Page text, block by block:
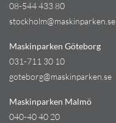
08-544 433 80
stockholm@maskinparken.se
Maskinparken Göteborg
031-711 30 10
goteborg@maskinparken.se
Maskinparken Malmö
040-40 40 20